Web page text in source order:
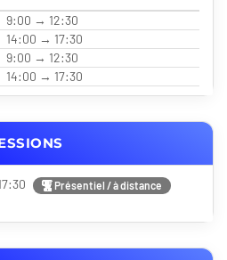
9:00 → 12:30
14:00 → 17:30
9:00 → 12:30
14:00 → 17:30
Présentiel / à distance